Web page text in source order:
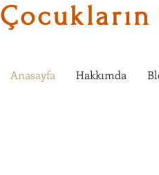
Anasayfa Hakkımda